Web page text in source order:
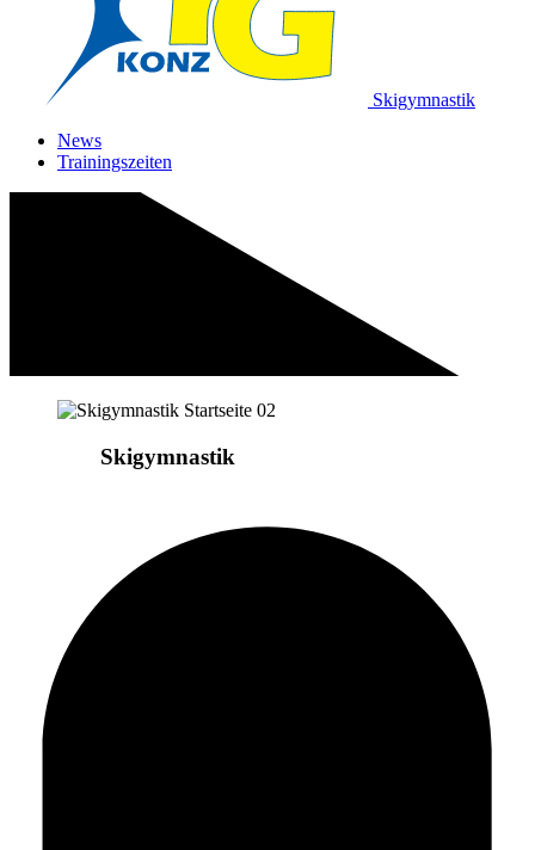
Skigymnastik
News
Trainingszeiten
Skigymnastik